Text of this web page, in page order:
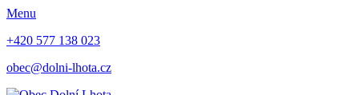
Menu
+420 577 138 023
obec@dolni-lhota.cz